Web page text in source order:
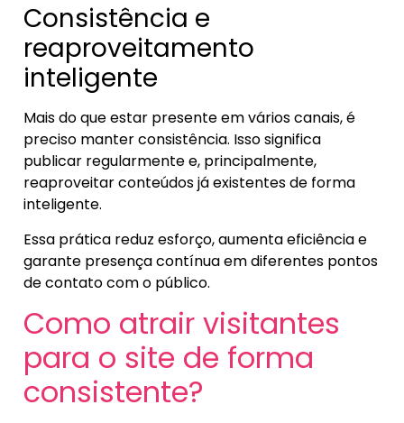
Consistência e
reaproveitamento
inteligente
Mais do que estar presente em vários canais, é
preciso manter consistência. Isso significa
publicar regularmente e, principalmente,
reaproveitar conteúdos já existentes de forma
inteligente.
Essa prática reduz esforço, aumenta eficiência e
garante presença contínua em diferentes pontos
de contato com o público.
Como atrair visitantes
para o site de forma
consistente?